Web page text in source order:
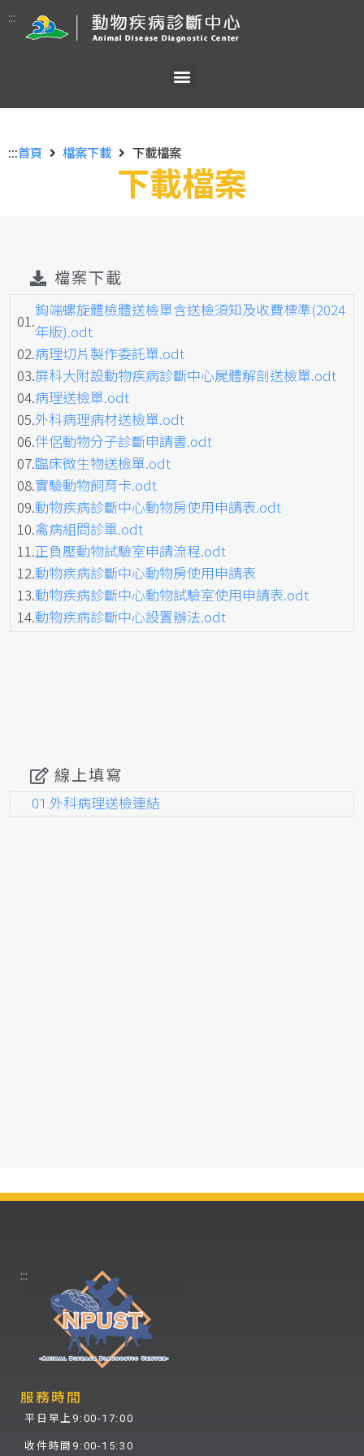
:::
:::首頁 檔案下載 下載檔案
下載檔案
檔案下載
01.
鉤端螺旋體檢體送檢單含送檢須知及收費標準(2024
年版).odt
02.病理切片製作委託單.odt
03.屏科大附設動物疾病診斷中心屍體解剖送檢單.odt
04.病理送檢單.odt
05.外科病理病材送檢單.odt
06.伴侶動物分子診斷申請書.odt
07.臨床微生物送檢單.odt
08.實驗動物飼育卡.odt
09.動物疾病診斷中心動物房使用申請表.odt
10.禽病組問診單.odt
11.正負壓動物試驗室申請流程.odt
12.動物疾病診斷中心動物房使用申請表
13.動物疾病診斷中心動物試驗室使用申請表.odt
14.動物疾病診斷中心設置辦法.odt
線上填寫
01.外科病理送檢連結
:::
服務時間
平日早上9:00-17:00
收件時間9:00-15:30